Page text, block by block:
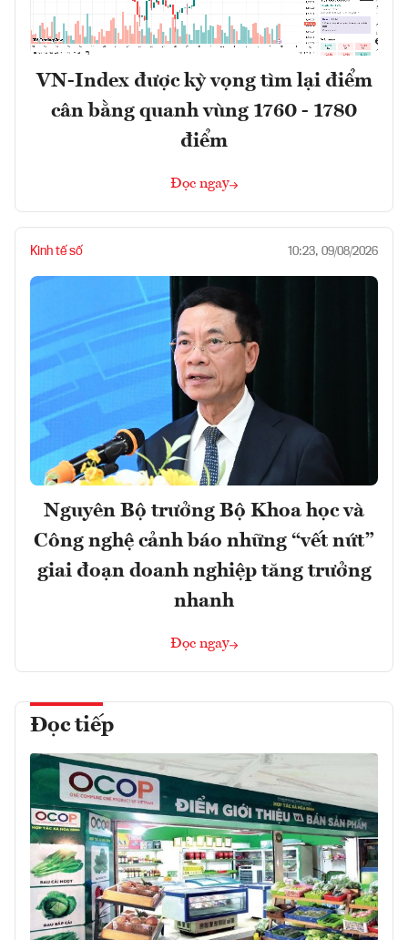
VN-Index được kỳ vọng tìm lại điểm
cân bằng quanh vùng 1760 - 1780
điểm
Đọc ngay
Kinh tế số 10:23, 09/08/2026
Nguyên Bộ trưởng Bộ Khoa học và
Công nghệ cảnh báo những “vết nứt”
giai đoạn doanh nghiệp tăng trưởng
nhanh
Đọc ngay
Đọc tiếp